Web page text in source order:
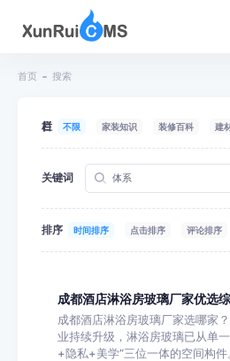
首页 搜索
栏目 不限 家装知识 装修百科 建
关键词
排序 时间排序 点击排序 评论排序
成都酒店淋浴房玻璃厂家优选
成都酒店淋浴房玻璃厂家选哪家
业持续升级，淋浴房玻璃已从单
+隐私+美学”三位一体的空间构